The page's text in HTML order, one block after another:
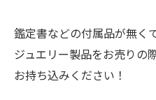
鑑定書などの付属品が無く
ジュエリー製品をお売りの
お持ち込みください！